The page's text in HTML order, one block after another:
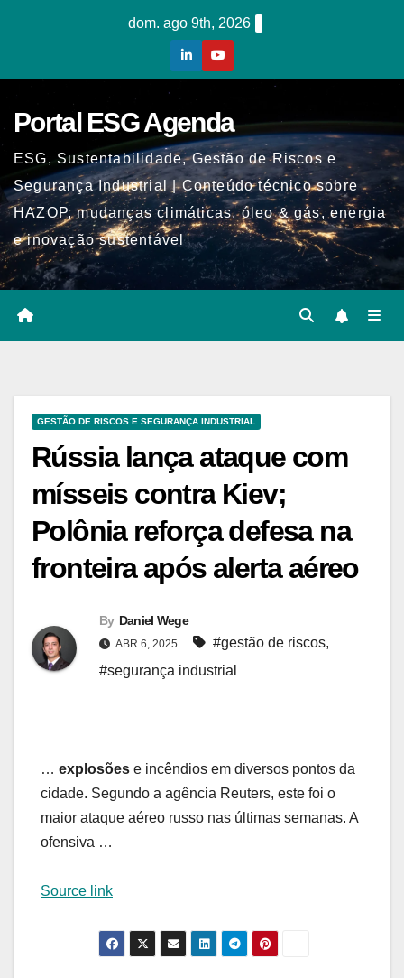
dom. ago 9th, 2026
Portal ESG Agenda
ESG, Sustentabilidade, Gestão de Riscos e
Segurança Industrial | Conteúdo técnico sobre
HAZOP, mudanças climáticas, óleo & gás, energia
e inovação sustentável
GESTÃO DE RISCOS E SEGURANÇA INDUSTRIAL
Rússia lança ataque com
mísseis contra Kiev;
Polônia reforça defesa na
fronteira após alerta aéreo
By Daniel Wege
ABR 6, 2025 #gestão de riscos,
#segurança industrial
… explosões e incêndios em diversos pontos da
cidade. Segundo a agência Reuters, este foi o
maior ataque aéreo russo nas últimas semanas. A
ofensiva …
Source link